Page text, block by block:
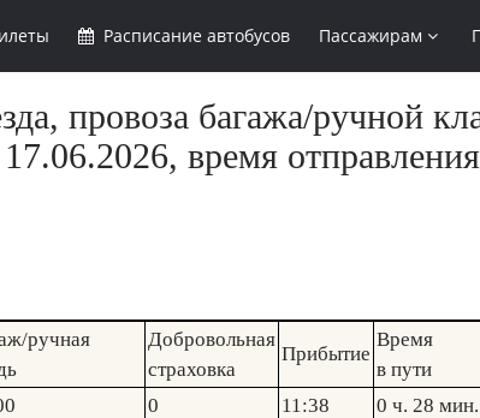
Расписание автобусов Пассажирам
провоза багажа/ручной
время
ручная
Добровольная
страховка
Прибытие
Время
в пути
0 11:38
0 ч. 28 мин.